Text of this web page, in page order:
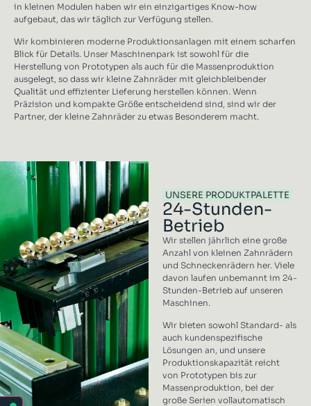
in kleinen Modulen haben wir ein einzigartiges Know-how
aufgebaut, das wir täglich zur Verfügung stellen.
Wir kombinieren moderne Produktionsanlagen mit einem scharfen
Blick für Details. Unser Maschinenpark ist sowohl für die
Herstellung von Prototypen als auch für die Massenproduktion
ausgelegt, so dass wir kleine Zahnräder mit gleichbleibender
Qualität und effizienter Lieferung herstellen können. Wenn
Präzision und kompakte Größe entscheidend sind, sind wir der
Partner, der kleine Zahnräder zu etwas Besonderem macht.
UNSERE PRODUKTPALETTE
24-Stunden-
Betrieb
Wir stellen jährlich eine große
Anzahl von kleinen Zahnrädern
und Schneckenrädern her. Viele
davon laufen unbemannt im 24-
Stunden-Betrieb auf unseren
Maschinen.
Wir bieten sowohl Standard- als
auch kundenspezifische
Lösungen an, und unsere
Produktionskapazität reicht
von Prototypen bis zur
Massenproduktion, bei der
große Serien vollautomatisch